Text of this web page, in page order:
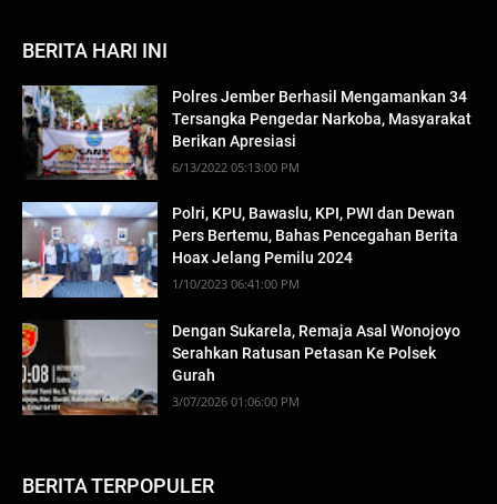
BERITA HARI INI
Polres Jember Berhasil Mengamankan 34
Tersangka Pengedar Narkoba, Masyarakat
Berikan Apresiasi
6/13/2022 05:13:00 PM
Polri, KPU, Bawaslu, KPI, PWI dan Dewan
Pers Bertemu, Bahas Pencegahan Berita
Hoax Jelang Pemilu 2024
1/10/2023 06:41:00 PM
Dengan Sukarela, Remaja Asal Wonojoyo
Serahkan Ratusan Petasan Ke Polsek
Gurah
3/07/2026 01:06:00 PM
BERITA TERPOPULER